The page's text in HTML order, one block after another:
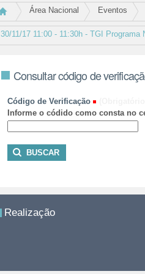
Área Nacional Eventos
30/11/17 11:00 - 11:30h - TGI
Consultar código de
Código de Verificação
Informe o códido como consta no
Realização